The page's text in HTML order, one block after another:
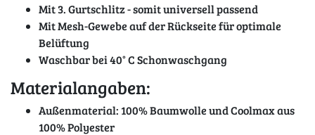
Mit 3. Gurtschlitz - somit universell passend
Mit Mesh-Gewebe auf der Rückseite für optimale
Belüftung
Waschbar bei 40° C Schonwaschgang
Materialangaben:
Außenmaterial: 100% Baumwolle und Coolmax aus
100% Polyester